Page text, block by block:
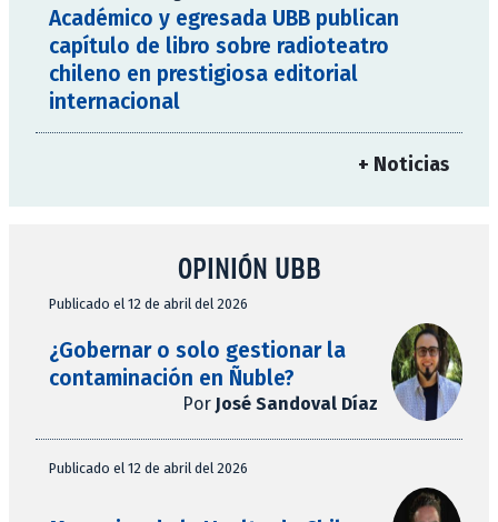
Académico y egresada UBB publican
capítulo de libro sobre radioteatro
chileno en prestigiosa editorial
internacional
+ Noticias
OPINIÓN UBB
Publicado el 12 de abril del 2026
¿Gobernar o solo gestionar la
contaminación en Ñuble?
Por José Sandoval Díaz
Publicado el 12 de abril del 2026